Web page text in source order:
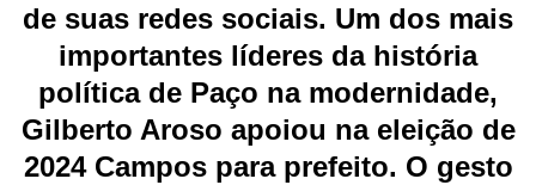
de suas redes sociais. Um dos mais
importantes líderes da história
política de Paço na modernidade,
Gilberto Aroso apoiou na eleição de
2024 Campos para prefeito. O gesto